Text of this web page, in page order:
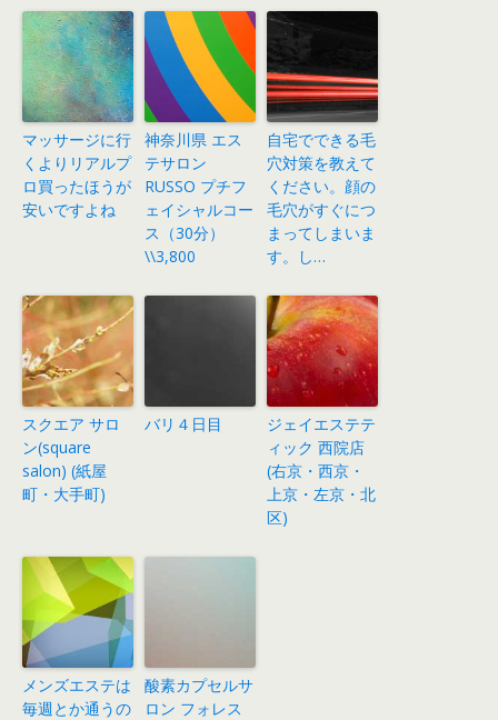
マッサージに行
くよりリアルプ
ロ買ったほうが
安いですよね
神奈川県 エス
テサロン
RUSSO プチフ
ェイシャルコー
ス（30分）
\\3,800
自宅でできる毛
穴対策を教えて
ください。顔の
毛穴がすぐにつ
まってしまいま
す。し…
スクエア サロ
ン(square
salon) (紙屋
町・大手町)
バリ４日目
ジェイエステテ
ィック 西院店
(右京・西京・
上京・左京・北
区)
メンズエステは
毎週とか通うの
酸素カプセルサ
ロン フォレス